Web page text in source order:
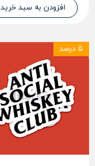
افزودن به سبد خرید
۵ درصد